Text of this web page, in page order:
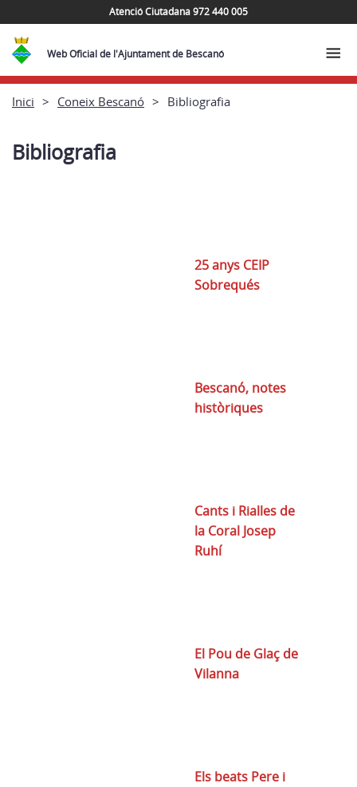
Atenció Ciutadana 972 440 005
Web Oficial de l'Ajuntament de Bescanó
Inici Coneix Bescanó Bibliografia
Bibliografia
25 anys CEIP
Sobrequés
Bescanó, notes
històriques
Cants i Rialles de
la Coral Josep
Ruhí
El Pou de Glaç de
Vilanna
Els beats Pere i